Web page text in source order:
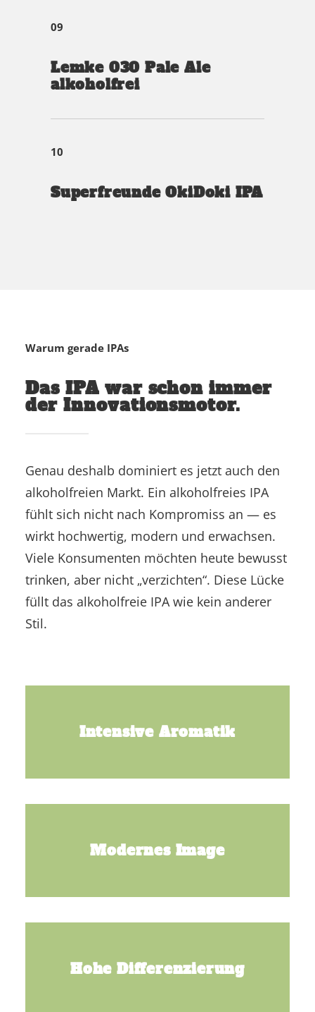
09
Lemke 030 Pale Ale
alkoholfrei
10
Superfreunde OkiDoki IPA
Warum gerade IPAs
Das IPA war schon immer
der Innovationsmotor.
Genau deshalb dominiert es jetzt auch den
alkoholfreien Markt. Ein alkoholfreies IPA
fühlt sich nicht nach Kompromiss an — es
wirkt hochwertig, modern und erwachsen.
Viele Konsumenten möchten heute bewusst
trinken, aber nicht „verzichten“. Diese Lücke
füllt das alkoholfreie IPA wie kein anderer
Stil.
Intensive Aromatik
Modernes Image
Hohe Differenzierung